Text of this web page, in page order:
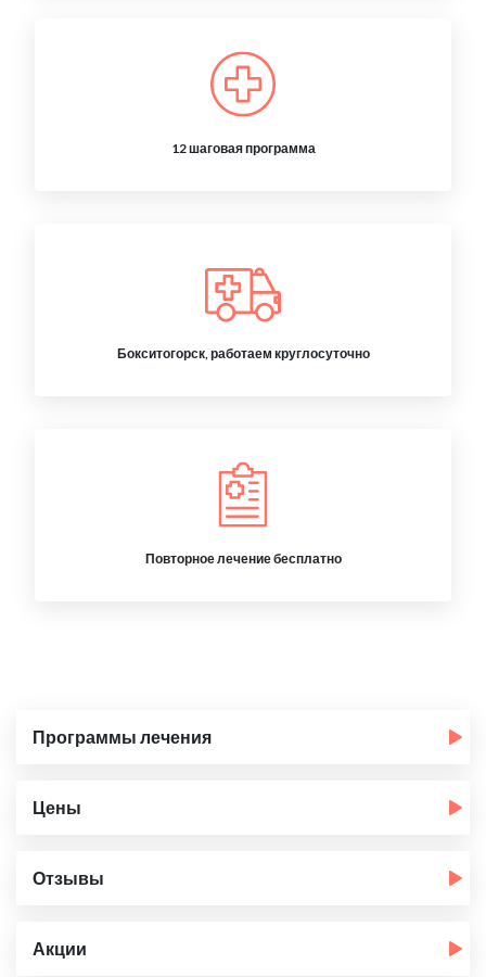
12 шаговая программа
Бокситогорск, работаем круглосуточно
Повторное лечение бесплатно
Программы лечения
Цены
Отзывы
Акции